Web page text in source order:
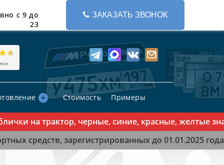
с 9 до
23
ЗАКАЗАТЬ ЗВОНОК
Стоимость Примеры
на трактор, черные, синие, красные, желтые
средств, зарегистрированных до 01.01.2025 года